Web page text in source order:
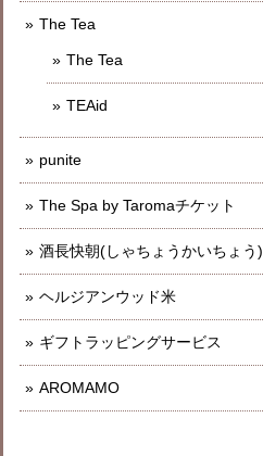
The Tea
The Tea
TEAid
punite
The Spa by Taromaチケット
酒長快朝(しゃちょうかいちょう)
ヘルジアンウッド米
ギフトラッピングサービス
AROMAMO